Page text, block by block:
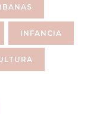
INFANCIA